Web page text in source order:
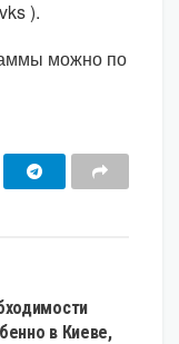
).
можно по
в Киеве,